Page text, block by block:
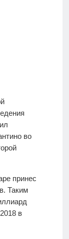
во
принес
Таким
в